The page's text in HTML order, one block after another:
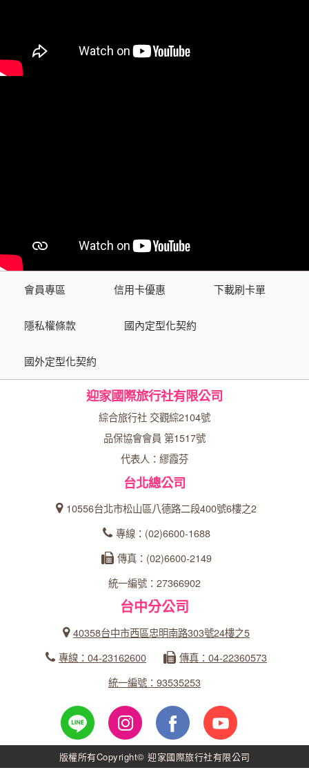
會員專區 信用卡優惠 下載刷卡單
隱私權條款 國內定型化契約
國外定型化契約
迎家國際旅行社有限公司
綜合旅行社 交觀綜2104號
品保協會會員 第1517號
代表人：繆霞芬
台北總公司
10556台北市松山區八德路二段400號6樓之2
專線：(02)6600-1688
傳真：(02)6600-2149
統一編號：27366902
台中分公司
40358台中市西區忠明南路303號24樓之5
專線：04-23162600
傳真：04-22360573
統一編號：93535253
版權所有Copyright© 迎家國際旅行社有限公司